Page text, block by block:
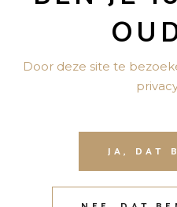
Door deze site te
JA, DAT
J&B